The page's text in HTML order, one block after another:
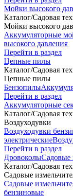
Мойки высокого
Каталог/Садовая
Мойки высокого
Аккумуляторные
высокого давления
Перейти в раздел
Цепные пилы
Каталог/Садовая
Цепные пилы
Бензопилы
Перейти в раздел
Аккумуляторные
Каталог/Садовая
Воздуходувки
Воздуходувки
электрические
Перейти в раздел
ДровоколыСадовые
Каталог/Садовая
Садовые
Садовые
бензиновые